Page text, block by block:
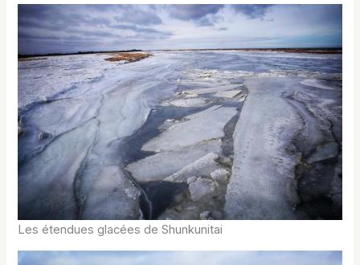
Les étendues glacées de Shunkunitai